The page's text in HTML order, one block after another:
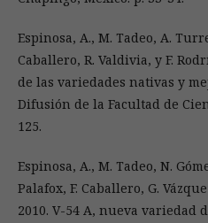
Espinosa, A., M. Tadeo, A.
Caballero, R. Valdivia, y F.
de las variedades nativas y
Difusión de la Facultad de
125.
Espinosa, A., M. Tadeo, N.
Palafox, F. Caballero, G.
2010. V-54 A, nueva variedad